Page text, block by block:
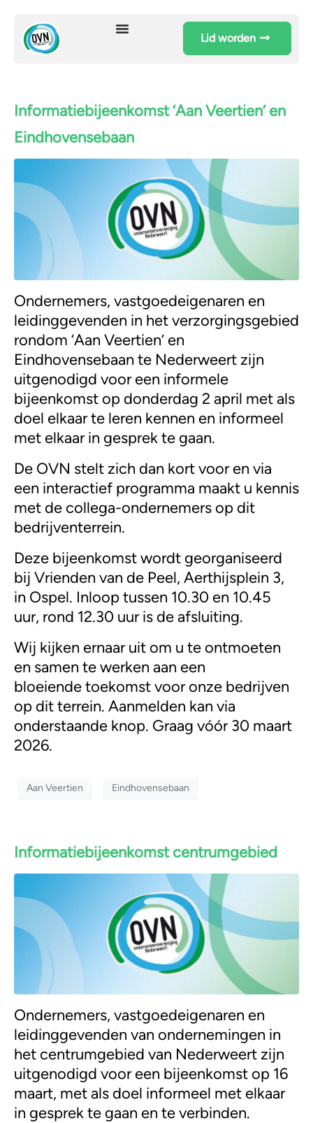
Lid worden
Informatiebijeenkomst ‘Aan Veertien’ en
Eindhovensebaan
Ondernemers, vastgoedeigenaren en
leidinggevenden in het verzorgingsgebied
rondom ‘Aan Veertien’ en
Eindhovensebaan te Nederweert zijn
uitgenodigd voor een informele
bijeenkomst op donderdag 2 april met als
doel elkaar te leren kennen en informeel
met elkaar in gesprek te gaan.
De OVN stelt zich dan kort voor en via
een interactief programma maakt u kennis
met de collega-ondernemers op dit
bedrijventerrein.
Deze bijeenkomst wordt georganiseerd
bij Vrienden van de Peel, Aerthijsplein 3,
in Ospel. Inloop tussen 10.30 en 10.45
uur, rond 12.30 uur is de afsluiting.
Wij kijken ernaar uit om u te ontmoeten
en samen te werken aan een
bloeiende toekomst voor onze bedrijven
op dit terrein. Aanmelden kan via
onderstaande knop. Graag vóór 30 maart
2026.
Aan Veertien Eindhovensebaan
Informatiebijeenkomst centrumgebied
Ondernemers, vastgoedeigenaren en
leidinggevenden van ondernemingen in
het centrumgebied van Nederweert zijn
uitgenodigd voor een bijeenkomst op 16
maart, met als doel informeel met elkaar
in gesprek te gaan en te verbinden.